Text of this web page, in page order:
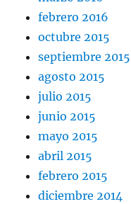
febrero 2016
octubre 2015
septiembre 2015
agosto 2015
julio 2015
junio 2015
mayo 2015
abril 2015
febrero 2015
diciembre 2014